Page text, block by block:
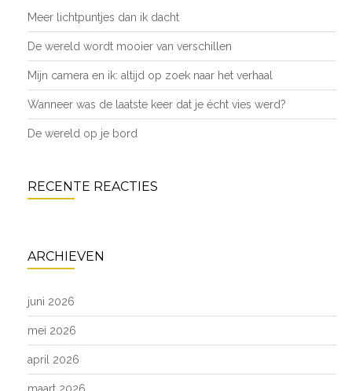
Meer lichtpuntjes dan ik dacht
De wereld wordt mooier van verschillen
Mijn camera en ik: altijd op zoek naar het verhaal
Wanneer was de laatste keer dat je écht vies werd?
De wereld op je bord
RECENTE REACTIES
ARCHIEVEN
juni 2026
mei 2026
april 2026